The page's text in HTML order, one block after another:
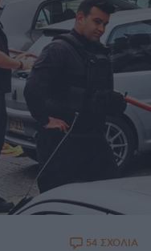
54 ΣΧΟΛΙΑ